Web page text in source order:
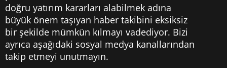
doğru yatırım kararları alabilmek adına
büyük önem taşıyan haber takibini eksiksiz
bir şekilde mümkün kılmayı vadediyor. Bizi
ayrıca aşağıdaki sosyal medya kanallarından
takip etmeyi unutmayın.